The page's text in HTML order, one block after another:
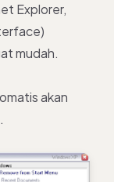
Explorer,
mudah.
akan